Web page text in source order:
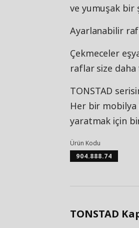
ve yumuşak bir
Ayarlanabilir
Çekmeceler
raflar size daha
TONSTAD
Her bir mobilya
yaratmak için
Ürün Kodu
904.888.74
TONSTAD